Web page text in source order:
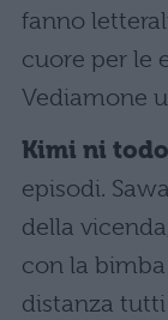
fanno
cuore per le
Vediamone
Kimi ni
episodi.
della
con la
distanza